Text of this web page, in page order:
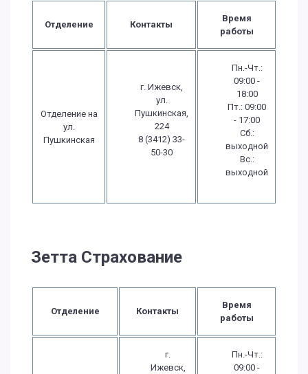
Отделение Контакты
Время
работы
Отделение на
ул.
Пушкинская
г. Ижевск,
ул.
Пушкинская,
224
8 (3412) 33-
50-30
Пн.-Чт.:
09:00 -
18:00
Пт.: 09:00
- 17:00
Сб.:
выходной
Вс.:
выходной
Зетта Страхование
Отделение Контакты
Время
работы
г.
Ижевск,
Пн.-Чт.:
09:00 -